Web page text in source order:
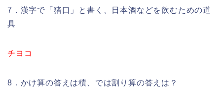
7．漢字で「猪口」と書く、日本酒などを飲むための道
具
チヨコ
8．かけ算の答えは積、では割り算の答えは？